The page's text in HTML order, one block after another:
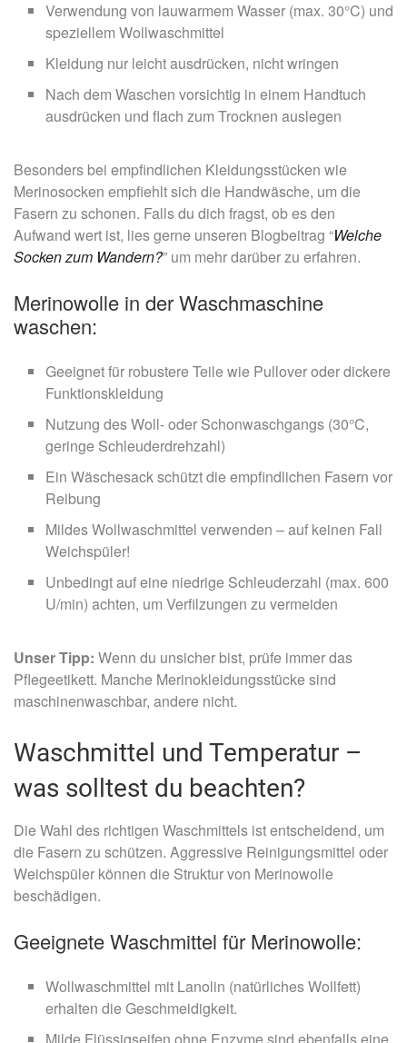
Verwendung von lauwarmem Wasser (max. 30°C) und
speziellem Wollwaschmittel
Kleidung nur leicht ausdrücken, nicht wringen
Nach dem Waschen vorsichtig in einem Handtuch
ausdrücken und flach zum Trocknen auslegen
Besonders bei empfindlichen Kleidungsstücken wie
Merinosocken empfiehlt sich die Handwäsche, um die
Fasern zu schonen. Falls du dich fragst, ob es den
Aufwand wert ist, lies gerne unseren Blogbeitrag “Welche
Socken zum Wandern?” um mehr darüber zu erfahren.
Merinowolle in der Waschmaschine
waschen:
Geeignet für robustere Teile wie Pullover oder dickere
Funktionskleidung
Nutzung des Woll- oder Schonwaschgangs (30°C,
geringe Schleuderdrehzahl)
Ein Wäschesack schützt die empfindlichen Fasern vor
Reibung
Mildes Wollwaschmittel verwenden – auf keinen Fall
Weichspüler!
Unbedingt auf eine niedrige Schleuderzahl (max. 600
U/min) achten, um Verfilzungen zu vermeiden
Unser Tipp: Wenn du unsicher bist, prüfe immer das
Pflegeetikett. Manche Merinokleidungsstücke sind
maschinenwaschbar, andere nicht.
Waschmittel und Temperatur –
was solltest du beachten?
Die Wahl des richtigen Waschmittels ist entscheidend, um
die Fasern zu schützen. Aggressive Reinigungsmittel oder
Weichspüler können die Struktur von Merinowolle
beschädigen.
Geeignete Waschmittel für Merinowolle:
Wollwaschmittel mit Lanolin (natürliches Wollfett)
erhalten die Geschmeidigkeit.